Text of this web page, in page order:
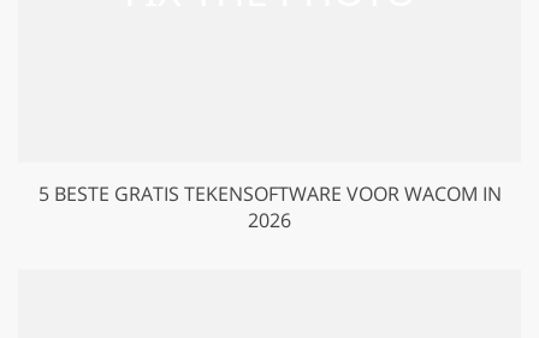
5 BESTE GRATIS TEKENSOFTWARE VOOR WACOM IN
2026